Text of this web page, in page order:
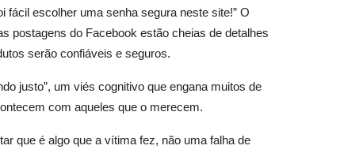
fácil escolher uma senha segura neste site!” O
postagens do Facebook estão cheias de detalhes
serão confiáveis e seguros.
justo”, um viés cognitivo que engana muitos de
com aqueles que o merecem.
que é algo que a vítima fez, não uma falha de